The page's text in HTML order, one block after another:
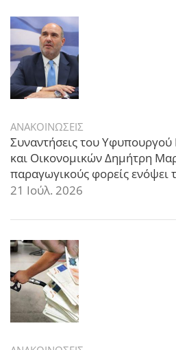
ΑΝΑΚΟΙΝΩΣΕΙΣ
Συναντήσεις του Υφυπουργού
και Οικονομικών Δημήτρη
παραγωγικούς φορείς ενόψει
21 Ιούλ. 2026